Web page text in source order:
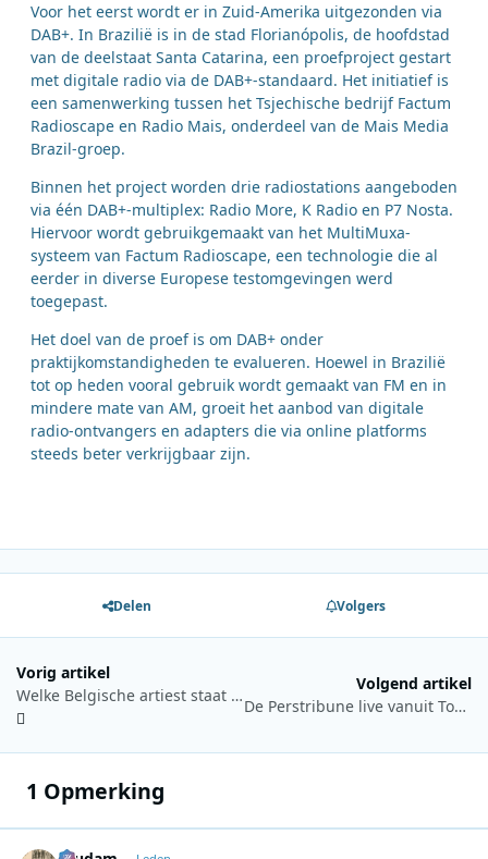
Voor het eerst wordt er in Zuid-Amerika uitgezonden via
DAB+. In Brazilië is in de stad Florianópolis, de hoofdstad
van de deelstaat Santa Catarina, een proefproject gestart
met digitale radio via de DAB+-standaard. Het initiatief is
een samenwerking tussen het Tsjechische bedrijf Factum
Radioscape en Radio Mais, onderdeel van de Mais Media
Brazil-groep.
Binnen het project worden drie radiostations aangeboden
via één DAB+-multiplex: Radio More, K Radio en P7 Nosta.
Hiervoor wordt gebruikgemaakt van het MultiMuxa-
systeem van Factum Radioscape, een technologie die al
eerder in diverse Europese testomgevingen werd
toegepast.
Het doel van de proef is om DAB+ onder
praktijkomstandigheden te evalueren. Hoewel in Brazilië
tot op heden vooral gebruik wordt gemaakt van FM en in
mindere mate van AM, groeit het aanbod van digitale
radio-ontvangers en adapters die via online platforms
steeds beter verkrijgbaar zijn.
Delen Volgers
Vorig artikel
Welke Belgische artiest staat er dit jaar bovenaan in de Best of Belgium Top 100?
Volgend artikel
De Perstribune live vanuit Tourcafé in Beeld en Geluid
1 Opmerking